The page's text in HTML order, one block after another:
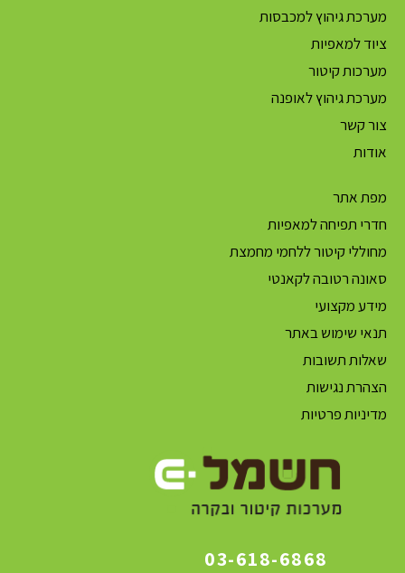
מערכת גיהוץ למכבסות
ציוד למאפיות
מערכות קיטור
מערכת גיהוץ לאופנה
צור קשר
אודות
מפת אתר
חדרי תפיחה למאפיות
מחוללי קיטור ללחמי מחמצת
סאונה רטובה לקאנטי
מידע מקצועי
תנאי שימוש באתר
שאלות תשובות
הצהרת נגישות
מדיניות פרטיות
03-618-6868